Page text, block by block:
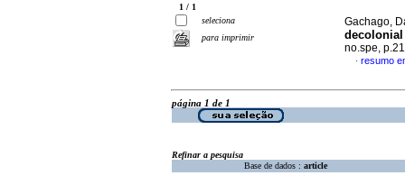
1 / 1
seleciona
para imprimir
Gachago,
no.spe,
· resumo
página 1 de 1
Refinar a pesquisa
Base de dados : article